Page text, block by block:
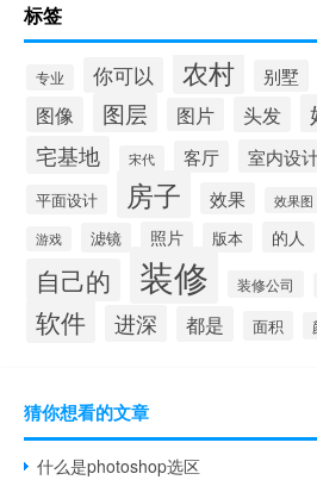
标签
专业 你可以 农村 别墅
图像 图层 图片 头发
宅基地 宋代 客厅 室内设
平面设计 房子 效果 效果图
游戏 滤镜 照片 版本 的人
自己的 装修 装修公司
软件 进深 都是 面积
猜你想看的文章
什么是photoshop选区